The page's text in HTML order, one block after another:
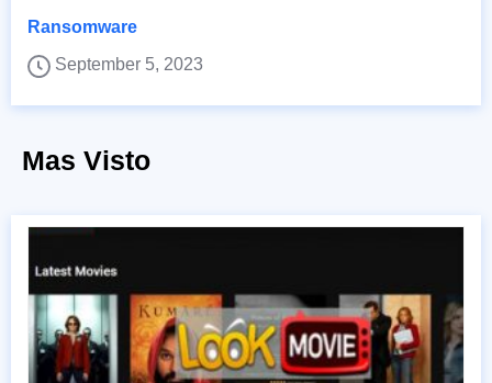
Ransomware
September 5, 2023
Mas Visto